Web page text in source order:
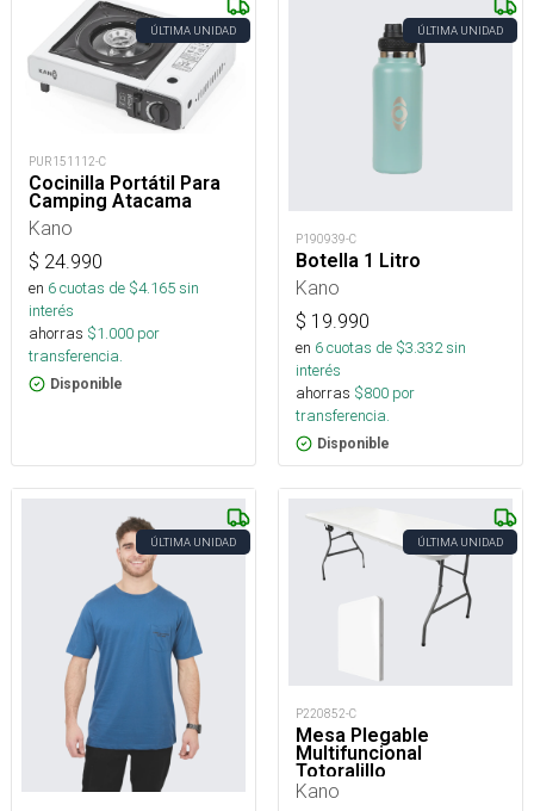
ÚLTIMA UNIDAD
PUR151112-C
Cocinilla Portátil Para
Camping Atacama
Kano
$ 24.990
en 6cuotas de $4.165sin
interés
ahorras $1.000 por
transferencia.
Disponible
ÚLTIMA UNIDAD
P190939-C
Botella 1 Litro
Kano
$ 19.990
en 6cuotas de $3.332sin
interés
ahorras $800 por
transferencia.
Disponible
ÚLTIMA UNIDAD ÚLTIMA UNIDAD
P220852-C
Mesa Plegable
Multifuncional
Totoralillo
Kano